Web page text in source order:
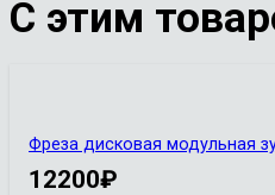
С этим
Фреза дисковая модульная
12200₽